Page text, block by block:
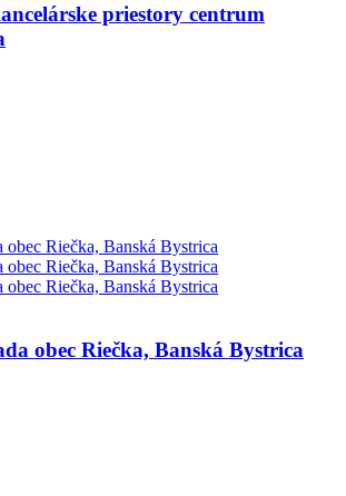
priestory centrum
obec Riečka, Banská Bystrica